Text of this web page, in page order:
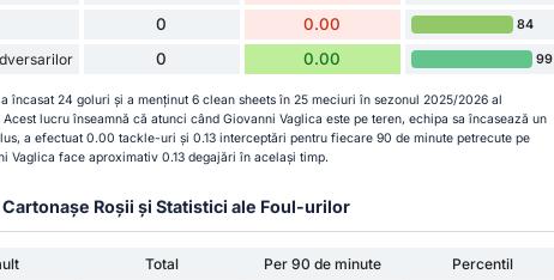
0 0.00 84
0 0.00 99
încasat 24 goluri și a menținut 6 clean sheets în 25 meciuri în sezonul 2025/2026 al
lucru înseamnă că atunci când Giovanni Vaglica este pe teren, echipa sa încasează un
a efectuat 0.00 tackle-uri și 0.13 interceptări pentru fiecare 90 de minute petrecute pe
Vaglica face aproximativ 0.13 degajări în același timp.
Roșii și Statistici ale Foul-urilor
Total Per 90 de minute
Percentil